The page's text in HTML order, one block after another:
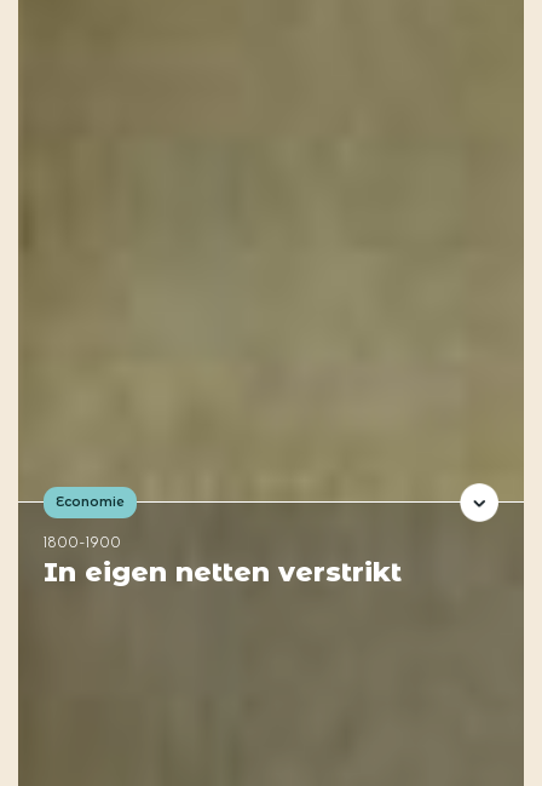
Economie
1800-1900
In eigen netten verstrikt